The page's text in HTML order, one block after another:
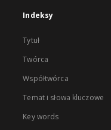
Indeksy
Tytuł
Twórca
Współtwórca
Temat i słowa kluczowe
Key words